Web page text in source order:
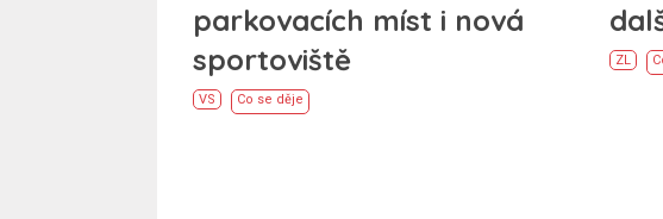
parkovacích míst i nová
sportoviště
VS Co se děje
ZL